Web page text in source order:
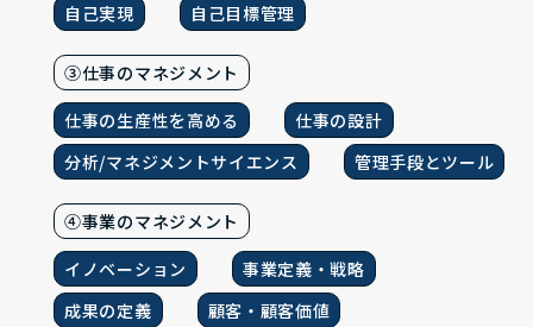
自己実現
自己目標管理
③仕事のマネジメント
仕事の生産性を高める
仕事の設計
分析/マネジメントサイエンス
管理手段とツール
④事業のマネジメント
イノベーション
事業定義・戦略
成果の定義
顧客・顧客価値